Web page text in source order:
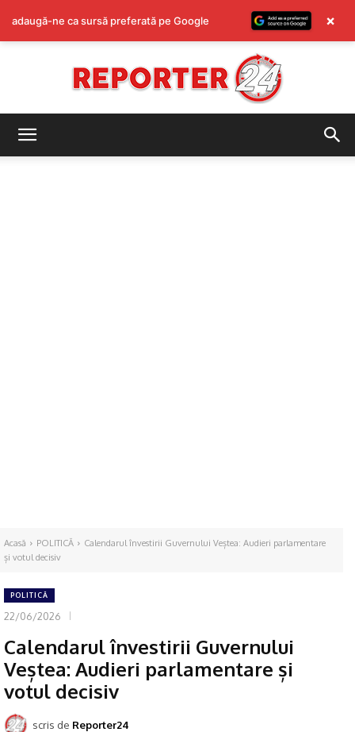
Acasă POLITICĂ
Calendarul învestirii Guvernului Veștea: Audieri parlamentare
și votul decisiv
POLITICĂ
22/06/2026
Calendarul învestirii Guvernului
Veștea: Audieri parlamentare și
votul decisiv
scris de Reporter24
adaugă-ne ca sursă preferată pe Google ×